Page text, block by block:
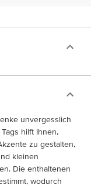
unvergesslich
hilft Ihnen,
zu gestalten,
kleinen
Die enthaltenen
wodurch